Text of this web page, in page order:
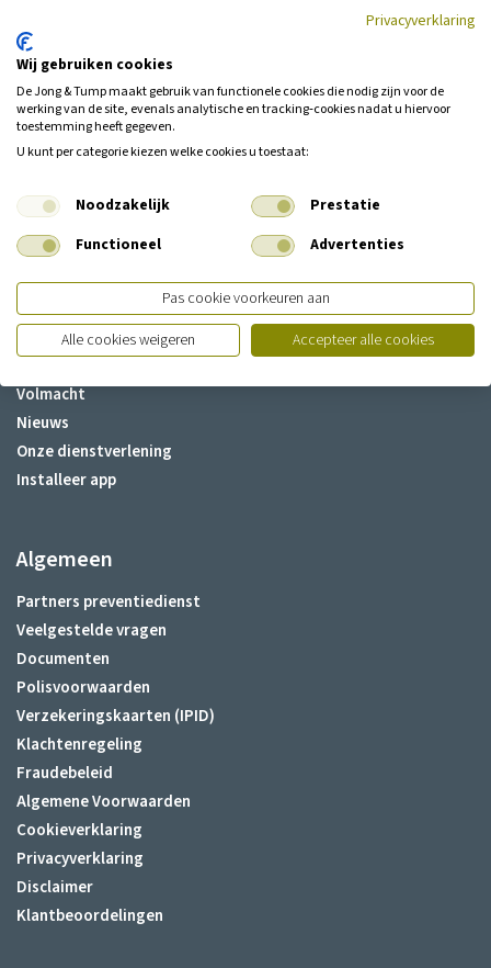
Over ons
Medewerkers
Vacatures
Contact
Samenwerkingen
Volmacht
Nieuws
Onze dienstverlening
Installeer app
Algemeen
Partners preventiedienst
Veelgestelde vragen
Documenten
Polisvoorwaarden
Verzekeringskaarten (IPID)
Klachtenregeling
Fraudebeleid
Algemene Voorwaarden
Cookieverklaring
Privacyverklaring
Disclaimer
Klantbeoordelingen
Privacyverklaring
Wij gebruiken cookies
De Jong & Tump maakt gebruik van functionele cookies die nodig zijn voor de
werking van de site, evenals analytische en tracking‑cookies nadat u hiervoor
toestemming heeft gegeven.
U kunt per categorie kiezen welke cookies u toestaat:
Noodzakelijk
Prestatie
Functioneel
Advertenties
Pas cookie voorkeuren aan
Alle cookies weigeren
Accepteer alle cookies